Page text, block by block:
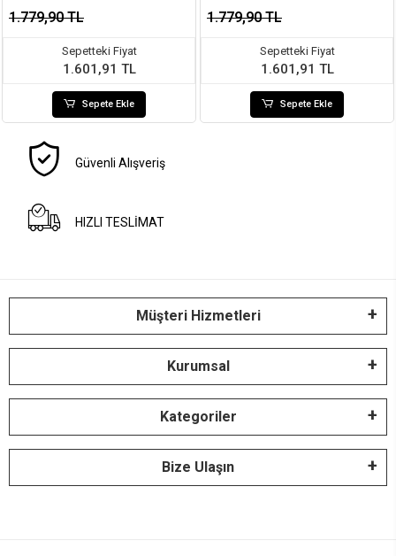
1.779,90 TL
Sepetteki Fiyat
1.601,91 TL
Sepete Ekle
1.779,90 TL
Sepetteki Fiyat
1.601,91 TL
Sepete Ekle
Güvenli Alışveriş
HIZLI TESLİMAT
Müşteri Hizmetleri
Kurumsal
Kategoriler
Bize Ulaşın